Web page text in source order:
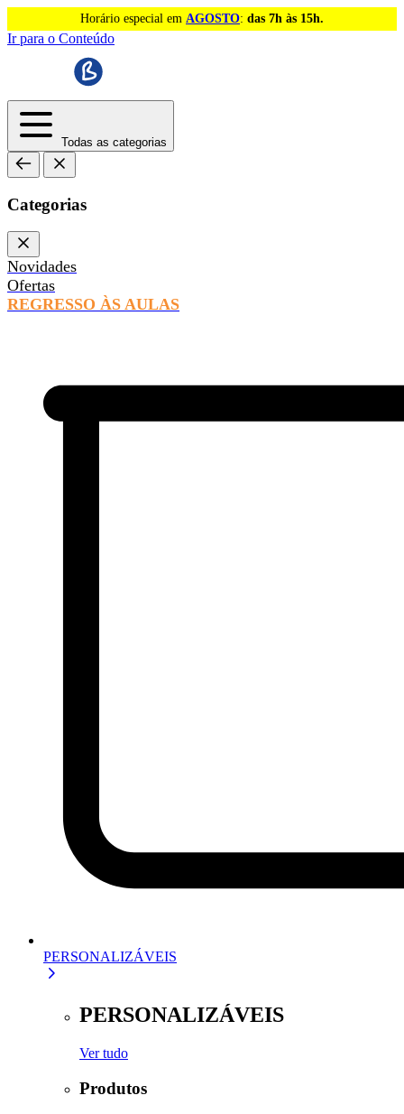
Horário especial em AGOSTO: das 7h às 15h.
Ir para o Conteúdo
Todas as categorias
Categorias
Novidades
Ofertas
REGRESSO ÀS AULAS
PERSONALIZÁVEIS
PERSONALIZÁVEIS
Ver tudo
Produtos